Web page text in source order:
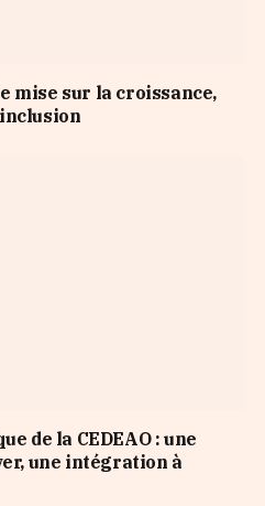
mise sur la croissance,
de la CEDEAO : une
une intégration à